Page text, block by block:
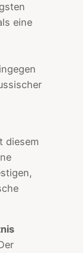
eine
diesem